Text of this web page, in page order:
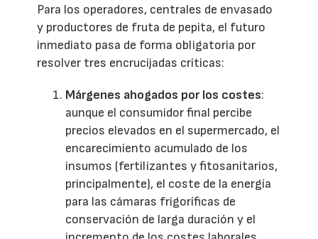
Para los operadores, centrales de envasado
y productores de fruta de pepita, el futuro
inmediato pasa de forma obligatoria por
resolver tres encrucijadas críticas:
Márgenes ahogados por los costes:
aunque el consumidor final percibe
precios elevados en el supermercado, el
encarecimiento acumulado de los
insumos (fertilizantes y fitosanitarios,
principalmente), el coste de la energía
para las cámaras frigoríficas de
conservación de larga duración y el